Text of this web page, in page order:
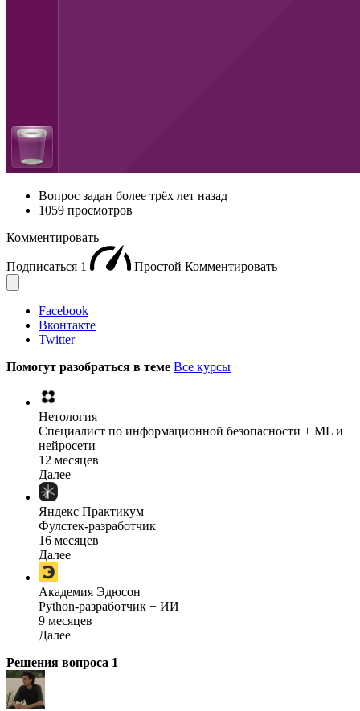
Вопрос задан более трёх лет назад
1059 просмотров
Комментировать
Подписаться 1 Простой Комментировать
Facebook
Вконтакте
Twitter
Помогут разобраться в теме Все курсы
Нетология
Специалист по информационной безопасности + ML и
нейросети
12 месяцев
Далее
Яндекс Практикум
Фулстек-разработчик
16 месяцев
Далее
Академия Эдюсон
Python-разработчик + ИИ
9 месяцев
Далее
Решения вопроса 1